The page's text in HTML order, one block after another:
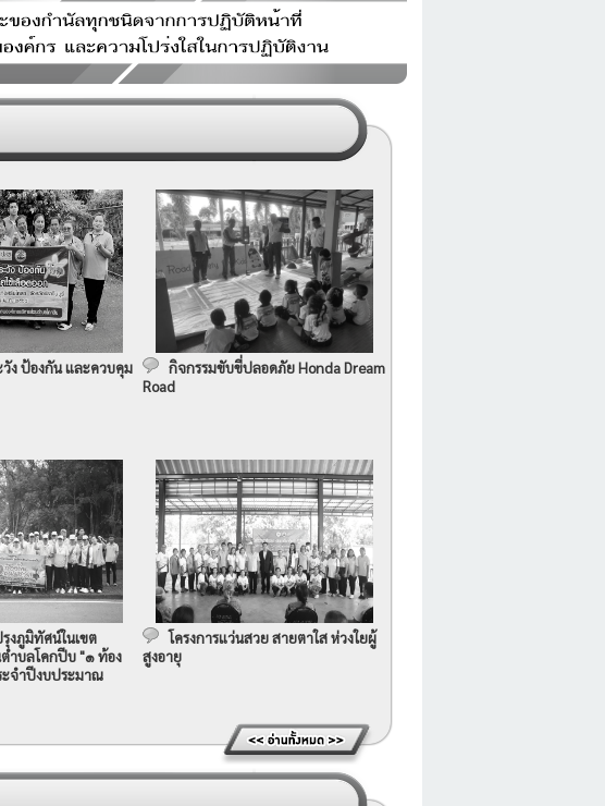
วัง ป้องกัน และควบคุม
กิจกรรมขับขี่ปลอดภัย Honda Dream
Road
งภูมิทัศน์ในเขต
ำบลโคกปีบ "๑ ท้อง
จำปีงบประมาณ
โครงการแว่นสวย สายตาใส ห่วงใยผู้
สูงอายุ